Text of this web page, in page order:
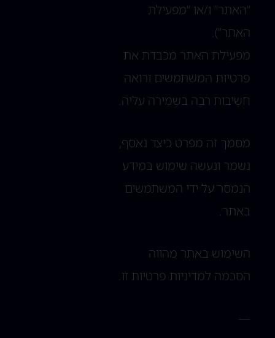
“האתר” ו/או “מפעילת
האתר”).
מפעילת האתר מכבדת את
פרטיות המשתמשים ורואה
חשיבות רבה בשמירה עליה.
מסמך זה מפרט כיצד נאסף,
נשמר ונעשה שימוש במידע
הנמסר על ידי המשתמשים
באתר.
השימוש באתר מהווה
הסכמה למדיניות פרטיות זו.
—